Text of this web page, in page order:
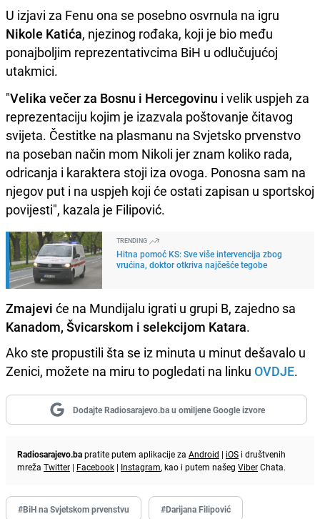
U izjavi za Fenu ona se posebno osvrnula na igru
Nikole Katića, njezinog rođaka, koji je bio među
ponajboljim reprezentativcima BiH u odlučujućoj
utakmici.
"Velika večer za Bosnu i Hercegovinu i velik uspjeh za
reprezentaciju kojim je izazvala poštovanje čitavog
svijeta. Čestitke na plasmanu na Svjetsko prvenstvo
na poseban način mom Nikoli jer znam koliko rada,
odricanja i karaktera stoji iza ovoga. Ponosna sam na
njegov put i na uspjeh koji će ostati zapisan u sportskoj
povijesti", kazala je Filipović.
TRENDING
Hitna pomoć KS: Sve više intervencija zbog
vrućina, doktor otkriva najčešće tegobe
Zmajevi će na Mundijalu igrati u grupi B, zajedno sa
Kanadom, Švicarskom i selekcijom Katara.
Ako ste propustili šta se iz minuta u minut dešavalo u
Zenici, možete na miru to pogledati na linku OVDJE.
Dodajte Radiosarajevo.ba u omiljene Google izvore
Radiosarajevo.bapratite putem aplikacije za Android | iOS i društvenih
mreža Twitter | Facebook | Instagram, kao i putem našeg ViberChata.
#BiH na Svjetskom prvenstvu #Darijana Filipović